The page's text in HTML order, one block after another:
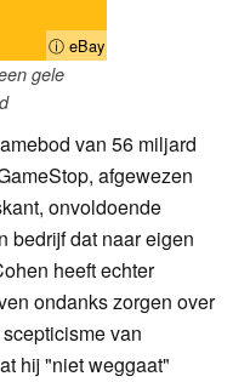
ⓘ eBay
gele
van 56 miljard
afgewezen
onvoldoende
bedrijf dat naar eigen
heeft echter
ondanks zorgen over
van
hij "niet weggaat"